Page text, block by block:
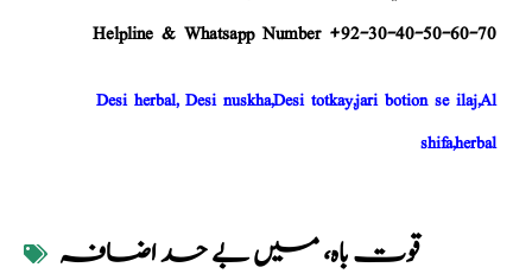
Helpline & Whatsapp Number +92-30-40-50-60-70
Desi herbal, Desi nuskha,Desi totkay,jari botion se ilaj,Al
shifa,herbal
قوت باہ، میں بے حد اضافہ